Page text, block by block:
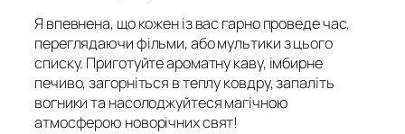
Я впевнена, що кожен із вас гарно проведе час,
переглядаючи фільми, або мультики з цього
списку. Приготуйте ароматну каву, імбирне
печиво, загорніться в теплу ковдру, запаліть
вогники та насолоджуйтеся магічною
атмосферою новорічних свят!